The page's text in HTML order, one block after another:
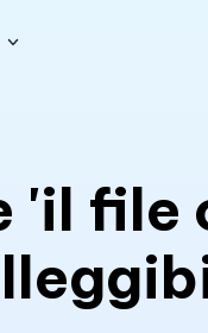
utente
per l'utente
& Le soluzioni
'il file